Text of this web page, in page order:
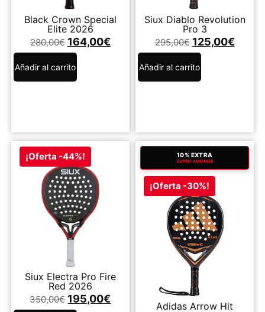
Black Crown Special
Elite 2026
280,00€ 164,00€
Añadir al carrito
Siux Diablo Revolution
Pro 3
295,00€ 125,00€
Añadir al carrito
¡Oferta -44%!
Siux Electra Pro Fire
Red 2026
350,00€ 195,00€
10% EXTRA
CUPÓN: ADIDAS26
¡Oferta -30%!
Adidas Arrow Hit